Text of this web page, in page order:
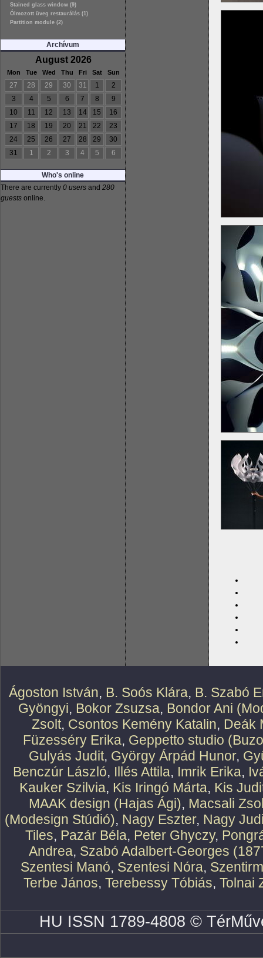
Stained glass window (9)
Ólmozott üveg restaurálás (1)
Partition module (2)
Archívum
August 2026
Mon Tue Wed Thu Fri Sat Sun
27 28 29 30 31 1
2
3
4 5 6 7 8
9
10
11 12 13 14 15
16
17
18 19 20 21 22
23
24
25 26 27 28 29
30
31
1 2 3 4 5 6
Who's online
There are currently 0 users and 280
guests online.
Ágoston István, B. Soós Klára, B. Szabó
Gyöngyi, Bokor Zsuzsa, Bondor Ani
Zsolt, Csontos Kemény Katalin, Deák
Füzesséry Erika, Geppetto studio
Gulyás Judit, György Árpád Hunor,
Benczúr László, Illés Attila, Imrik Erika,
Kauker Szilvia, Kis Iringó Márta, Kis
MAAK design (Hajas Ági), Macsali
(Modesign Stúdió), Nagy Eszter, Nagy
Tiles, Pazár Béla, Peter Ghyczy,
Andrea, Szabó Adalbert-Georges
Szentesi Manó, Szentesi Nóra,
Terbe János, Terebessy Tóbiás, Tolnai
HU ISSN 1789-4808 ©